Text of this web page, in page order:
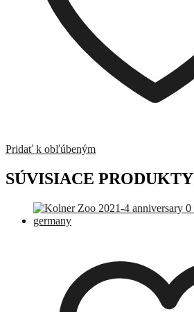
Pridať k obľúbeným
SÚVISIACE PRODUKTY